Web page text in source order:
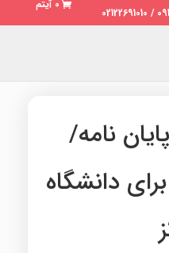
0 آیتم
پایان نامه/
دانشگاه